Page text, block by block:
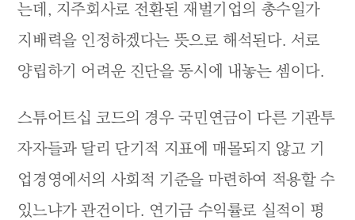
는데, 지주회사로 전환된 재벌기업의 총수일가
지배력을 인정하겠다는 뜻으로 해석된다. 서로
양립하기 어려운 진단을 동시에 내놓는 셈이다.
스튜어트십 코드의 경우 국민연금이 다른 기관투
자자들과 달리 단기적 지표에 매몰되지 않고 기
업경영에서의 사회적 기준을 마련하여 적용할 수
있느냐가 관건이다. 연기금 수익률로 실적이 평